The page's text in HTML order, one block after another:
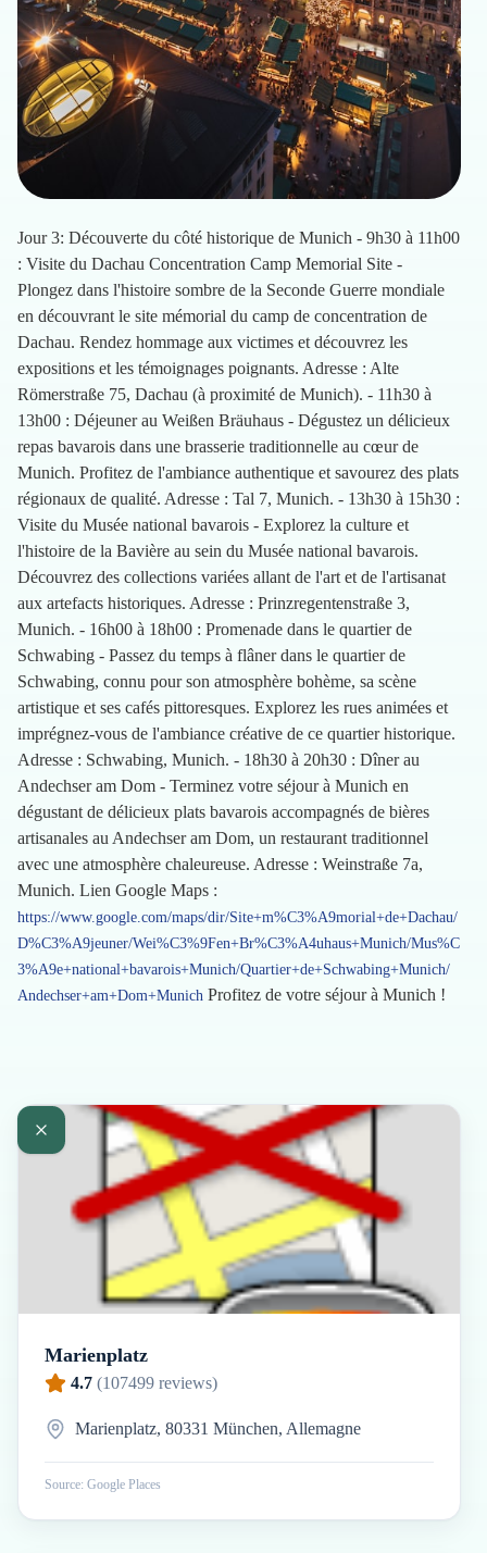
Jour 3: Découverte du côté historique de Munich - 9h30 à 11h00
: Visite du Dachau Concentration Camp Memorial Site -
Plongez dans l'histoire sombre de la Seconde Guerre mondiale
en découvrant le site mémorial du camp de concentration de
Dachau. Rendez hommage aux victimes et découvrez les
expositions et les témoignages poignants. Adresse : Alte
Römerstraße 75, Dachau (à proximité de Munich). - 11h30 à
13h00 : Déjeuner au Weißen Bräuhaus - Dégustez un délicieux
repas bavarois dans une brasserie traditionnelle au cœur de
Munich. Profitez de l'ambiance authentique et savourez des plats
régionaux de qualité. Adresse : Tal 7, Munich. - 13h30 à 15h30 :
Visite du Musée national bavarois - Explorez la culture et
l'histoire de la Bavière au sein du Musée national bavarois.
Découvrez des collections variées allant de l'art et de l'artisanat
aux artefacts historiques. Adresse : Prinzregentenstraße 3,
Munich. - 16h00 à 18h00 : Promenade dans le quartier de
Schwabing - Passez du temps à flâner dans le quartier de
Schwabing, connu pour son atmosphère bohème, sa scène
artistique et ses cafés pittoresques. Explorez les rues animées et
imprégnez-vous de l'ambiance créative de ce quartier historique.
Adresse : Schwabing, Munich. - 18h30 à 20h30 : Dîner au
Andechser am Dom - Terminez votre séjour à Munich en
dégustant de délicieux plats bavarois accompagnés de bières
artisanales au Andechser am Dom, un restaurant traditionnel
avec une atmosphère chaleureuse. Adresse : Weinstraße 7a,
Munich. Lien Google Maps :
https://www.google.com/maps/dir/Site+m%C3%A9morial+de+Dachau/
D%C3%A9jeuner/Wei%C3%9Fen+Br%C3%A4uhaus+Munich/Mus%C
3%A9e+national+bavarois+Munich/Quartier+de+Schwabing+Munich/
Andechser+am+Dom+Munich Profitez de votre séjour à Munich !
Marienplatz
4.7 (107499 reviews)
Marienplatz, 80331 München, Allemagne
Source: Google Places